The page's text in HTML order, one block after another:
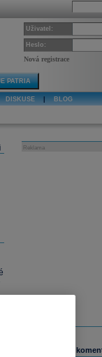
Uživatel:
Heslo:
Nová registrace
PATRIA
DISKUSE BLOG
Reklama
Související